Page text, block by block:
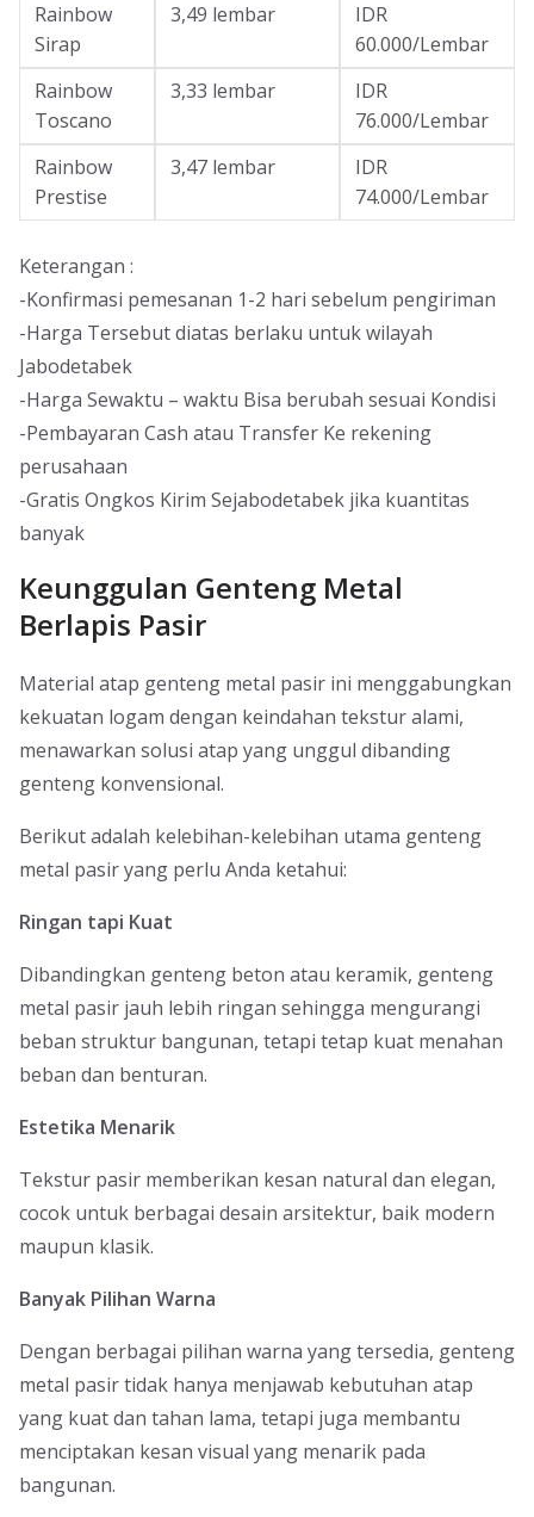
Rainbow
Sirap
3,49 lembar
IDR
60.000/Lembar
Rainbow
Toscano
3,33 lembar
IDR
76.000/Lembar
Rainbow
Prestise
3,47 lembar
IDR
74.000/Lembar
Keterangan :
-Konfirmasi pemesanan 1-2 hari sebelum pengiriman
-Harga Tersebut diatas berlaku untuk wilayah
Jabodetabek
-Harga Sewaktu – waktu Bisa berubah sesuai Kondisi
-Pembayaran Cash atau Transfer Ke rekening
perusahaan
-Gratis Ongkos Kirim Sejabodetabek jika kuantitas
banyak
Keunggulan Genteng Metal
Berlapis Pasir
Material atap genteng metal pasir ini menggabungkan
kekuatan logam dengan keindahan tekstur alami,
menawarkan solusi atap yang unggul dibanding
genteng konvensional.
Berikut adalah kelebihan-kelebihan utama genteng
metal pasir yang perlu Anda ketahui:
Ringan tapi Kuat
Dibandingkan genteng beton atau keramik, genteng
metal pasir jauh lebih ringan sehingga mengurangi
beban struktur bangunan, tetapi tetap kuat menahan
beban dan benturan.
Estetika Menarik
Tekstur pasir memberikan kesan natural dan elegan,
cocok untuk berbagai desain arsitektur, baik modern
maupun klasik.
Banyak Pilihan Warna
Dengan berbagai pilihan warna yang tersedia, genteng
metal pasir tidak hanya menjawab kebutuhan atap
yang kuat dan tahan lama, tetapi juga membantu
menciptakan kesan visual yang menarik pada
bangunan.